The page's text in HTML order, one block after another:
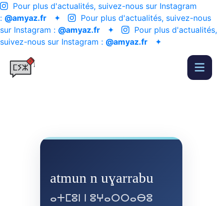
Pour plus d'actualités, suivez-nous sur Instagram
: @amyaz.fr ✦
Pour plus d'actualités, suivez-nous
sur Instagram : @amyaz.fr ✦
Pour plus d'actualités,
suivez-nous sur Instagram : @amyaz.fr ✦
atmun n uɣarrabu
ⴰⵜⵎⵓⵏ ⵏ ⵓⵖⴰⵔⵔⴰⴱⵓ